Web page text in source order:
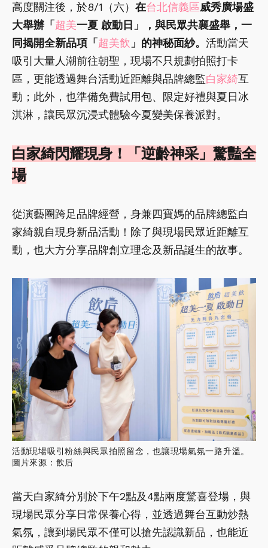
高度關注後，於8/1（六） 在台北信義區威秀廣場盛
大舉辦「 超美一夏 啟動日」，與民眾共襄盛舉，一
同揭開全新品項「 超美飲 」的神秘面紗。 活動當天
吸引大量人潮前往朝聖，現場不只規劃拍照打卡
區，更能透過舞台活動近距離與品牌總監白家綺互
動；此外，也準備免費試用包、限定好禮與夏日冰
淇淋，讓民眾沉浸式體驗今夏變美保養派對。
白家綺閃耀現身！「逆齡神采」驚豔全
場
從演藝圈跨足品牌經營，身兼四寶媽的品牌總監白
家綺親自現身新品活動！除了與現場民眾近距離互
動，也大方分享品牌創立理念及新品誕生的故事。
活動現場吸引粉絲與民眾拍照留念，也讓現場氣氛一路升溫。
圖片來源：飲后
當天白家綺分別於下午2點及4點兩度驚喜登場，與
現場民眾分享日常保養心得，並透過舞台互動炒熱
氣氛，讓到場民眾不僅可以搶先認識新品，也能近